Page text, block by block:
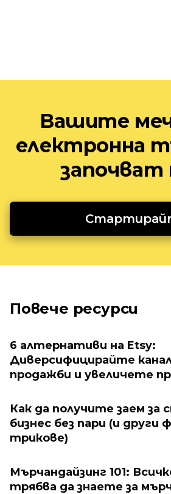
Вашите
електронна
Повече ресурси
6 алтернативи на Etsy:
Диверсифицирайте
продажби и увеличете
Как да получите заем
бизнес без пари (и други
трикове)
Мърчандайзинг 101:
трябва да знаете за